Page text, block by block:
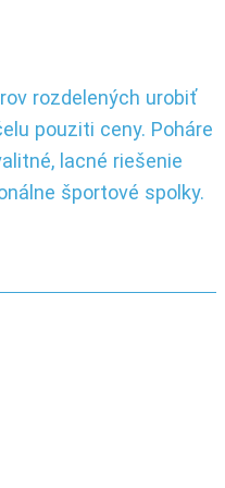
rozdelených urobiť
pouziti ceny. Poháre
lacné riešenie
športové spolky.